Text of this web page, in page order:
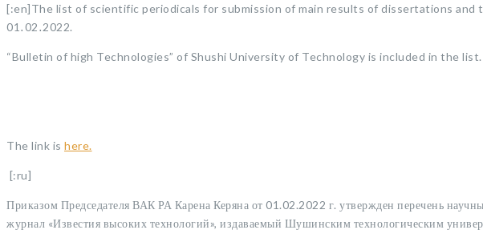
[:en]The list of scientific periodicals for submission of main results of dissertations and
01․02․2022.
“Bulletin of high Technologies” of Shushi University of Technology is included in the list.
The link is here.
[:ru]
Приказом Председателя ВАК РА Карена Керяна от 01.02.2022 г. утвержден перечень
журнал «Известия высоких технологий», издаваемый Шушинским технологическим